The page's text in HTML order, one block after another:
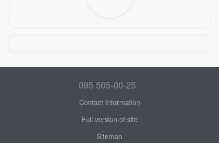
095 505-00-25
Contact Information
Full version of site
Sitemap